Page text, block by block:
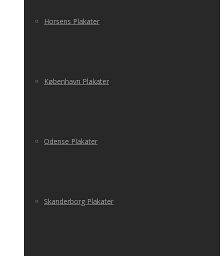
Horsens Plakater
København Plakater
Odense Plakater
Skanderborg Plakater